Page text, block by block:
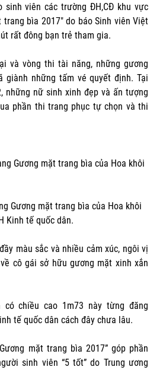
sinh viên các trường ĐH,CĐ khu vực
trang bìa 2017″ do báo Sinh viên Việt
rất đông bạn trẻ tham gia.
và vòng thi tài năng, những gương
giành những tấm vé quyết định. Tại
những nữ sinh xinh đẹp và ấn tượng
phần thi trang phục tự chọn và thi
Gương mặt trang bìa của Hoa khôi
Kinh tế quốc dân.
màu sắc và nhiều cảm xúc, ngôi vị
cô gái sở hữu gương mặt xinh xắn
chiều cao 1m73 này từng đăng
tế quốc dân cách đây chưa lâu.
mặt trang bìa 2017” góp phần
sinh viên “5 tốt” do Trung ương